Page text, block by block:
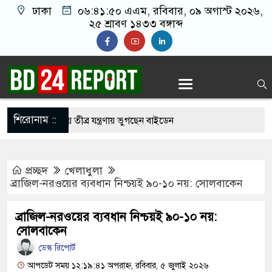
ঢাকা ০৬:৪১:৫১ এএম, রবিবার, ০৯ অগাস্ট ২০২৬,
২৫ শ্রাবণ ১৪৩৩ বঙ্গাব্দ
শিরোনাম ::
ছড়িয়ে পড়ায় তীব্র যন্ত্রণায় ভুগছেন বাইডেন
পতাকায় সাকিবের অটোগ্রাফ, ভাইরাল নেট
প্রচ্ছদ
খেলাধুলা
ব্রাজিল-নরওয়ের ব্যবধান নিশ্চয়ই ৯০-১০ নয়: সোলবাকেন
ব্রাজিল-নরওয়ের ব্যবধান নিশ্চয়ই ৯০-১০ নয়:
সোলবাকেন
ডেস্ক রিপোর্ট
আপডেট সময় ১২:১৯:৪১ অপরাহ্ন, রবিবার, ৫ জুলাই ২০২৬